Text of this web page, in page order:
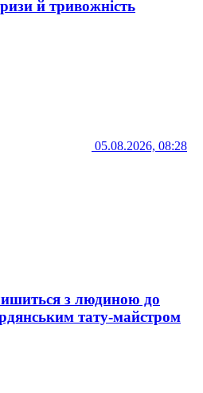
й тривожність
05.08.2026, 08:28
з людиною до
тату-майстром